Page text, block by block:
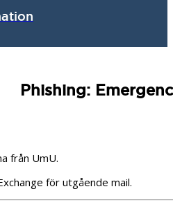
Phishing:
från UmU.
för utgående mail.